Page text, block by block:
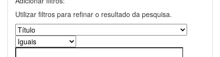
Utilizar filtros para refinar o resultado da pesquisa.